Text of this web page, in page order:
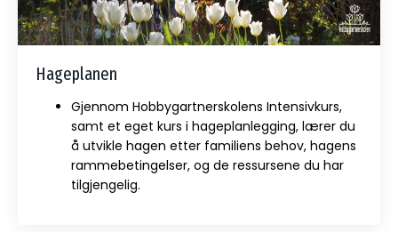
Hageplanen
Gjennom Hobbygartnerskolens Intensivkurs,
samt et eget kurs i hageplanlegging, lærer du
å utvikle hagen etter familiens behov, hagens
rammebetingelser, og de ressursene du har
tilgjengelig.